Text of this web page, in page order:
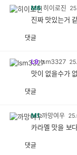
M6 히이로진
진짜 맛있는거
댓글
L9 lsm3327
맛이 없을수가
댓글
M1 까망여우
카라멜 맛을 보
댓글